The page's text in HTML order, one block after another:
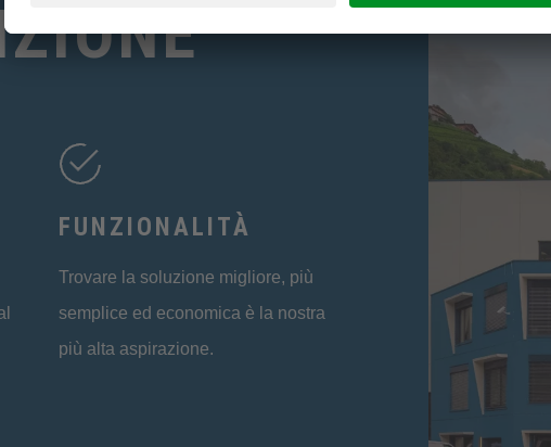
FUNZIONALITÀ
Trovare la soluzione migliore, più
semplice ed economica è la nostra
più alta aspirazione.